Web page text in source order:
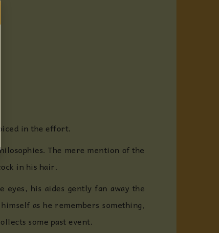
in the effort.
The mere mention of the
in his hair.
his aides gently fan away the
as he remembers something,
some past event.